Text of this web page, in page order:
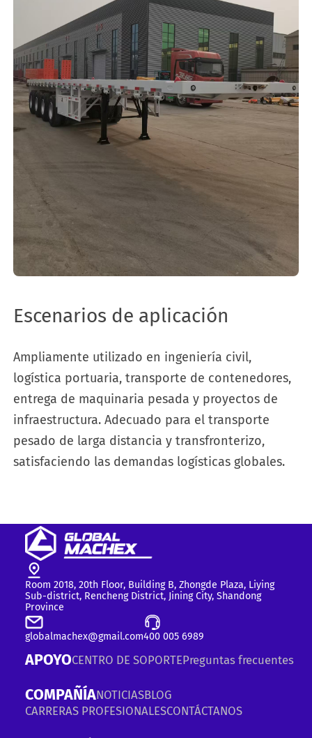
Escenarios de aplicación
Ampliamente utilizado en ingeniería civil,
logística portuaria, transporte de contenedores,
entrega de maquinaria pesada y proyectos de
infraestructura. Adecuado para el transporte
pesado de larga distancia y transfronterizo,
satisfaciendo las demandas logísticas globales.
Room 2018, 20th Floor, Building B, Zhongde Plaza, Liying
Sub-district, Rencheng District, Jining City, Shandong
Province
globalmachex@gmail.com400 005 6989
APOYOCENTRO DE SOPORTEPreguntas frecuentes
COMPAÑÍANOTICIASBLOG
CARRERAS PROFESIONALESCONTÁCTANOS